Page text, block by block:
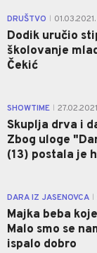
DRUŠTVO 01.03.2021.
Dodik uručio
školovanje
Čekić
SHOWTIME
Skuplja drva i
Zbog uloge
(13) postala je
DARA IZ JASENOVCA
Majka beba
Malo smo se
ispalo dobro